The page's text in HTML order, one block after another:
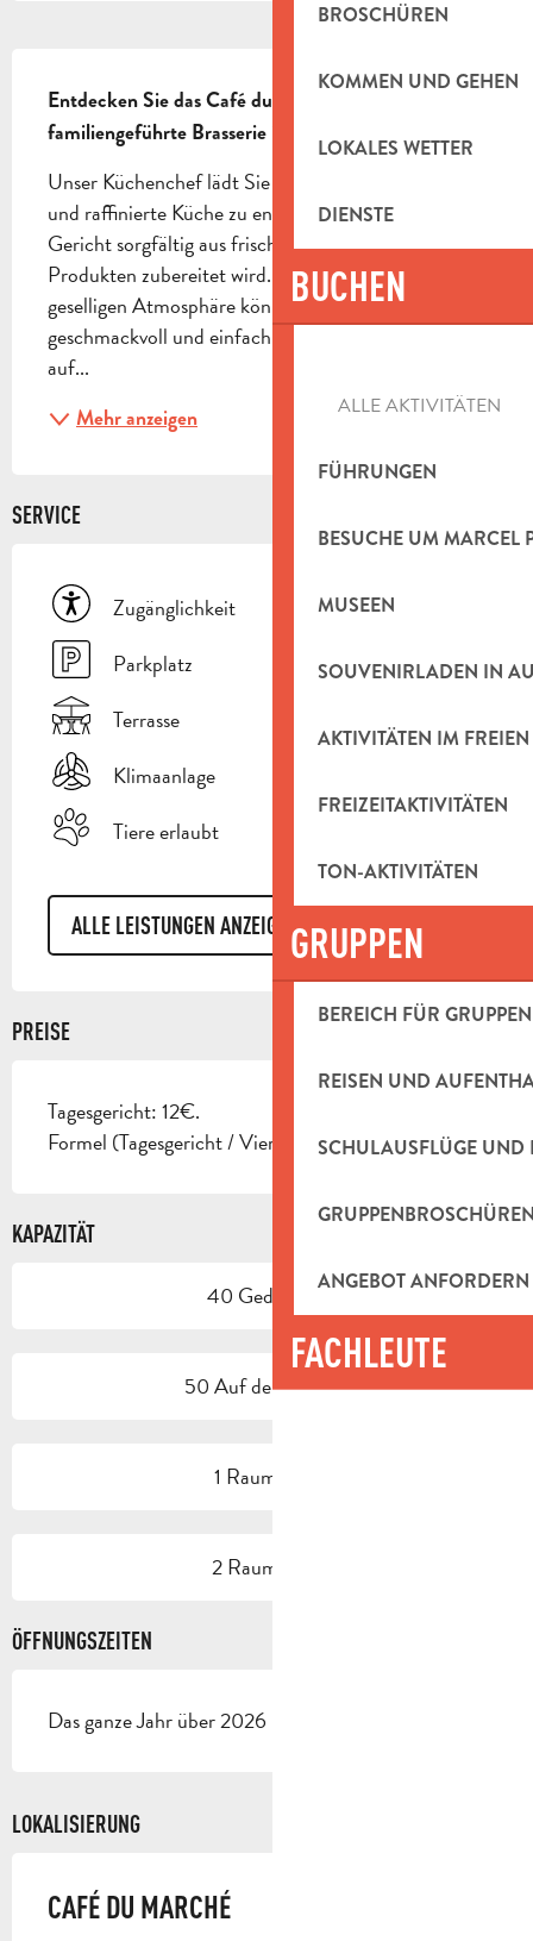
BROSCHÜREN
KOMMEN UND GEHEN
LOKALES WETTER
DIENSTE
BUCHEN
ALLE AKTIVITÄTEN
FÜHRUNGEN
BESUCHE UM MARCEL
MUSEEN
SOUVENIRLADEN IN
AKTIVITÄTEN IM FREIEN
FREIZEITAKTIVITÄTEN
TON-AKTIVITÄTEN
GRUPPEN
BEREICH FÜR GRUPPEN
REISEN UND
SCHULAUSFLÜGE UND
ANGEBOT ANFORDERN
FACHLEUTE
Entdecken Sie das Café du Marché, eine
familiengeführte Brasserie im Zentrum von Auriol.
Unser Küchenchef lädt Sie ein, eine traditionelle
und raffinierte Küche zu entdecken, in der jedes
Gericht sorgfältig aus frischen und saisonalen
Produkten zubereitet wird. In einer familiären und
geselligen Atmosphäre können Sie Ihr Essen im
geschmackvoll und einfach eingerichteten Saal oder
auf...
Mehr anzeigen
SERVICE
Zugänglichkeit
Parkplatz
Terrasse
Klimaanlage
Tiere erlaubt
ALLE LEISTUNGEN ANZEIGEN
PREISE
Tagesgericht: 12€.
Formel (Tagesgericht / Viertelwein / Dessert): 17€.
KAPAZITÄT
40 Gedeck(e)
50 Auf der Terrasse
1 Raum/Saal
2 Raum/Saal
ÖFFNUNGSZEITEN
Das ganze Jahr über 2026 - Geöffnet jeden tag
LOKALISIERUNG
CAFÉ DU MARCHÉ